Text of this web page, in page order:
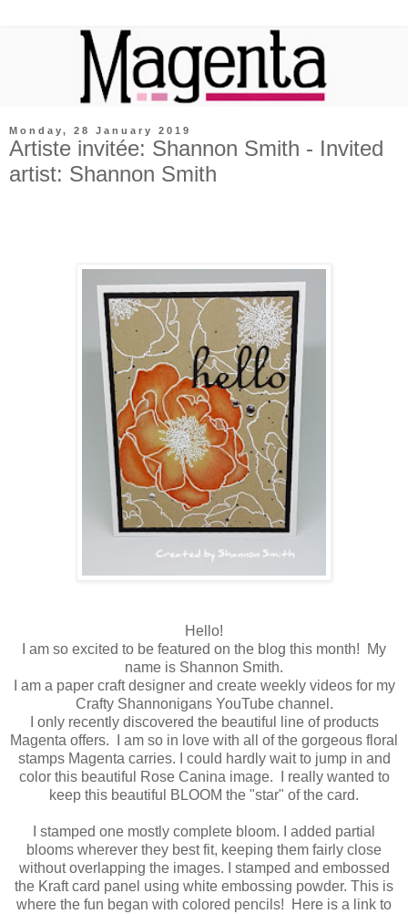
Monday, 28 January 2019
Artiste invitée: Shannon Smith - Invited
artist: Shannon Smith
Hello!
I am so excited to be featured on the blog this month! My
name is Shannon Smith.
I am a paper craft designer and create weekly videos for my
Crafty Shannonigans YouTube channel.
I only recently discovered the beautiful line of products
Magenta offers. I am so in love with all of the gorgeous floral
stamps Magenta carries. I could hardly wait to jump in and
color this beautiful Rose Canina image. I really wanted to
keep this beautiful BLOOM the "star" of the card.
I stamped one mostly complete bloom. I added partial
blooms wherever they best fit, keeping them fairly close
without overlapping the images. I stamped and embossed
the Kraft card panel using white embossing powder. This is
where the fun began with colored pencils! Here is a link to